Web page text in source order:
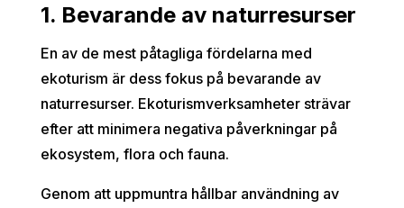
1. Bevarande av naturresurser
En av de mest påtagliga fördelarna med
ekoturism är dess fokus på bevarande av
naturresurser. Ekoturismverksamheter strävar
efter att minimera negativa påverkningar på
ekosystem, flora och fauna.
Genom att uppmuntra hållbar användning av